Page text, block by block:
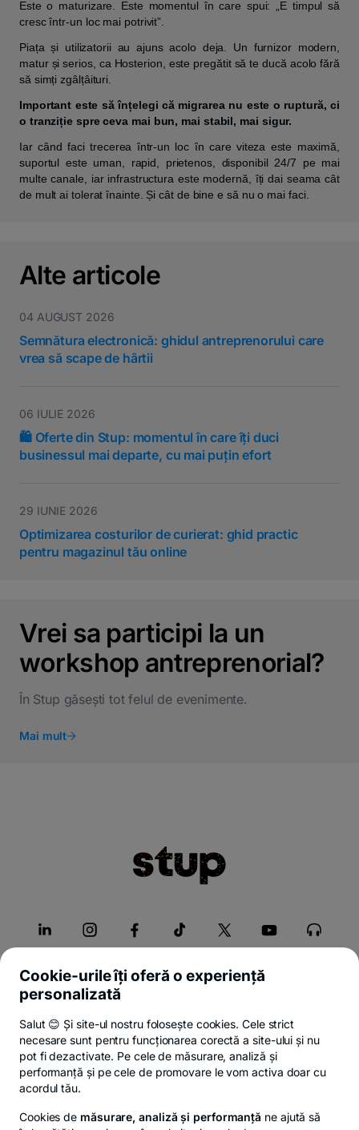
Este o maturizare. Este momentul în care spui: „E timpul să
cresc într-un loc mai potrivit”.
Piața și utilizatorii au ajuns acolo deja. Un furnizor modern,
matur și serios, ca Hosterion, este pregătit să te ducă acolo fără
să simți zgâlțâituri.
Important este să înțelegi că migrarea nu este o ruptură, ci
o tranziție spre ceva mai bun, mai stabil, mai sigur.
Iar când faci trecerea într-un loc în care viteza este maximă,
suportul este uman, rapid, prietenos, disponibil 24/7 pe mai
multe canale, iar infrastructura este modernă, îți dai seama cât
de mult ai tolerat înainte. Și cât de bine e să nu o mai faci.
Alte articole
04 AUGUST 2026
Semnătura electronică: ghidul antreprenorului care
vrea să scape de hârtii
06 IULIE 2026
🛍️ Oferte din Stup: momentul în care îți duci
businessul mai departe, cu mai puțin efort
29 IUNIE 2026
Optimizarea costurilor de curierat: ghid practic
pentru magazinul tău online
Vrei sa participi la un
workshop antreprenorial?
În Stup găsești tot felul de evenimente.
Mai mult
Despre Stup
Servicii
Legal
Cookie-urile îți oferă o experiență
personalizată
Salut 😊 Și site-ul nostru folosește cookies. Cele strict
necesare sunt pentru funcționarea corectă a site-ului și nu
pot fi dezactivate. Pe cele de măsurare, analiză și
performanță și pe cele de promovare le vom activa doar cu
acordul tău.
Cookies de măsurare, analiză și performanță ne ajută să